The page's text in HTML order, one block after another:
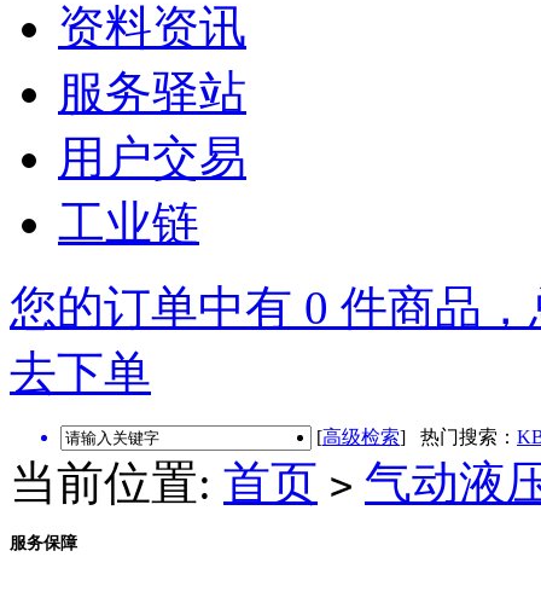
资料资讯
服务驿站
用户交易
工业链
您的订单中有 0 件商品
去下单
[高级检索] 热门搜索：
当前位置: 首页 > 气动液
服务保障